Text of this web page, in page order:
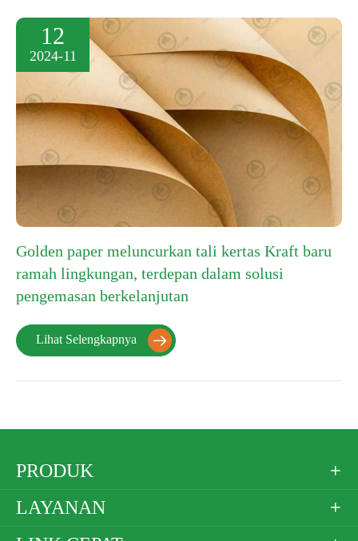
12
2024-11
Golden paper meluncurkan tali kertas Kraft baru
ramah lingkungan, terdepan dalam solusi
pengemasan berkelanjutan
Lihat Selengkapnya 
PRODUK 
LAYANAN 